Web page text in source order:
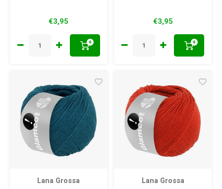
€3,95
+
€3,95
+
Lana Grossa Lana Grossa